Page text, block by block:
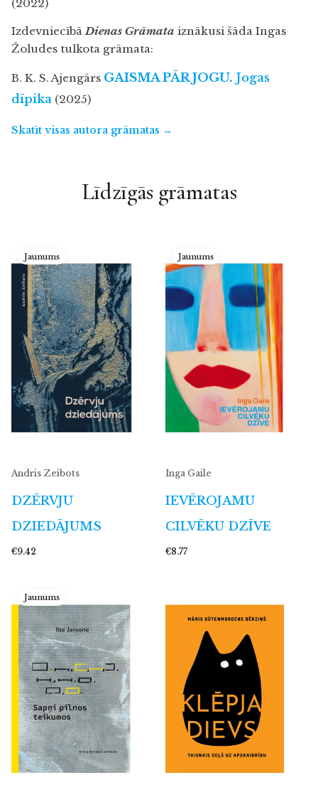
(2022)
IzdevniecībāDienas Grāmata iznākusi šāda Ingas
Žoludes tulkota grāmata:
B. K. S. Ajengārs GAISMA PĀR JOGU. Jogas
dīpika (2025)
Skatīt visas autora grāmatas →
Līdzīgās grāmatas
Jaunums
Andris Zeibots
DZĒRVJU
DZIEDĀJUMS
€9.42
Jaunums
Inga Gaile
IEVĒROJAMU
CILVĒKU DZĪVE
€8.77
Jaunums